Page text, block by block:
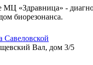
МЦ «Здравница» -
биорезонанса.
Савеловской
Вал, дом 3/5